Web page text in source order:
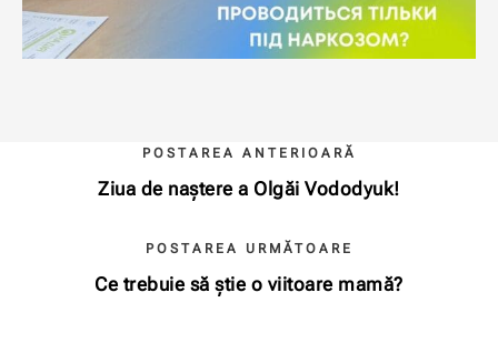
POSTAREA ANTERIOARĂ
Ziua de naștere a Olgăi Vododyuk!
POSTAREA URMĂTOARE
Ce trebuie să știe o viitoare mamă?